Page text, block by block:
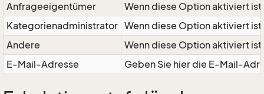
Anfrageeigentümer
Wenn diese Option aktiviert
Kategorienadministrator Wenn diese Option aktiviert
Andere
Wenn diese Option aktiviert
E-Mail-Adresse
Geben Sie hier die E-Mail-